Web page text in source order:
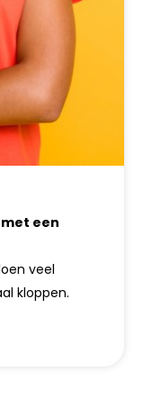
een
veel
kloppen.